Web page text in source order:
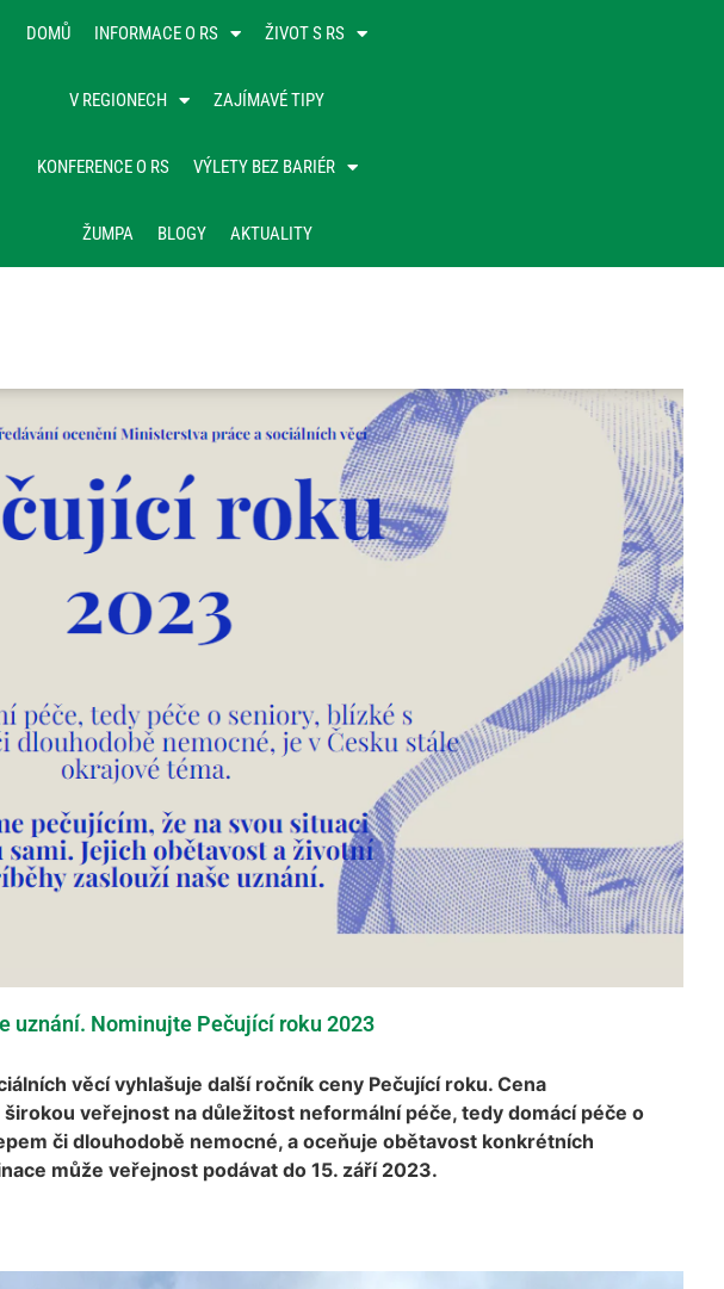
DOMŮ INFORMACE O RS ŽIVOT S RS
V REGIONECH ZAJÍMAVÉ TIPY
KONFERENCE O RS VÝLETY BEZ BARIÉR
ŽUMPA BLOGY AKTUALITY
uznání. Nominujte Pečující roku 2023
věcí vyhlašuje další ročník ceny Pečující roku. Cena
veřejnost na důležitost neformální péče, tedy domácí péče o
či dlouhodobě nemocné, a oceňuje obětavost konkrétních
může veřejnost podávat do 15. září 2023.